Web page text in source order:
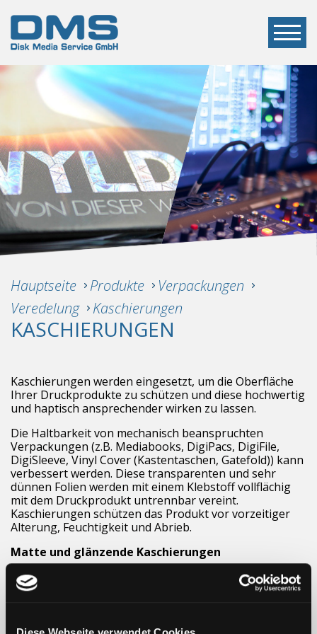
Hauptseite Produkte
Verpackungen
Veredelung
Kaschierungen
KASCHIERUNGEN
Kaschierungen werden eingesetzt, um die Oberfläche
Ihrer Druckprodukte zu schützen und diese hochwertig
und haptisch ansprechender wirken zu lassen.
Die Haltbarkeit von mechanisch beanspruchten
Verpackungen (z.B. Mediabooks, DigiPacs, DigiFile,
DigiSleeve, Vinyl Cover (Kastentaschen, Gatefold)) kann
verbessert werden. Diese transparenten und sehr
dünnen Folien werden mit einem Klebstoff vollflächig
mit dem Druckprodukt untrennbar vereint.
Kaschierungen schützen das Produkt vor vorzeitiger
Alterung, Feuchtigkeit und Abrieb.
Matte und glänzende Kaschierungen
Die Klassiker unter den Kaschierungen: Mattfolien und
Glanzfolien. Gibt es auch in kratzfesten Ausführungen.